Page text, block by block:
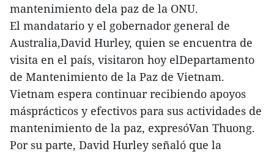
mantenimiento dela paz de la ONU.
El mandatario y el gobernador general de
Australia,David Hurley, quien se encuentra de
visita en el país, visitaron hoy elDepartamento
de Mantenimiento de la Paz de Vietnam.
Vietnam espera continuar recibiendo apoyos
másprácticos y efectivos para sus actividades de
mantenimiento de la paz, expresóVan Thuong.
Por su parte, David Hurley señaló que la